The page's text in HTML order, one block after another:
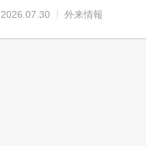
2026.07.30 外来情報